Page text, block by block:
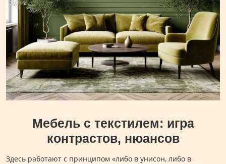
Мебель с текстилем: игра
контрастов, нюансов
Здесь работают с принципом «либо в унисон, либо в